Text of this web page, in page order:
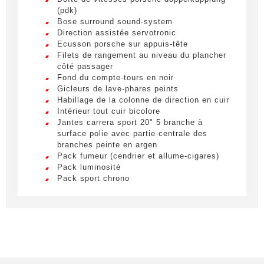
En soumettant ce formulaire, j'accepte
que les informations saisies soient
exploitées à des fins de relation
commerciale.
Envoyer
(pdk)
Bose surround sound-system
Direction assistée servotronic
Ecusson porsche sur appuis-tête
Filets de rangement au niveau du plancher
côté passager
Fond du compte-tours en noir
Gicleurs de lave-phares peints
Habillage de la colonne de direction en cuir
Intérieur tout cuir bicolore
Jantes carrera sport 20" 5 branche à
surface polie avec partie centrale des
branches peinte en argen
Pack fumeur (cendrier et allume-cigares)
Pack luminosité
Pack sport chrono